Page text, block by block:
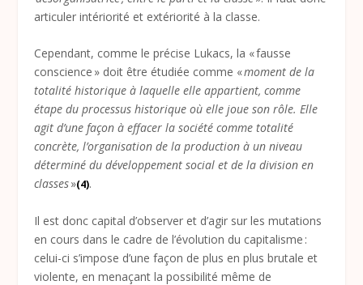
articuler intériorité et extériorité à la classe.
Cependant, comme le précise Lukacs, la « fausse
conscience » doit être étudiée comme «moment de la
totalité historique à laquelle elle appartient, comme
étape du processus historique où elle joue son rôle. Elle
agit d’une façon à effacer la société comme totalité
concrète, l’organisation de la production à un niveau
déterminé du développement social et de la division en
classes»(4).
Il est donc capital d’observer et d’agir sur les mutations
en cours dans le cadre de l’évolution du capitalisme :
celui-ci s’impose d’une façon de plus en plus brutale et
violente, en menaçant la possibilité même de